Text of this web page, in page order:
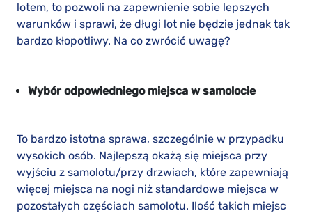
lotem, to pozwoli na zapewnienie sobie lepszych
warunków i sprawi, że długi lot nie będzie jednak tak
bardzo kłopotliwy. Na co zwrócić uwagę?
Wybór odpowiedniego miejsca w samolocie
To bardzo istotna sprawa, szczególnie w przypadku
wysokich osób. Najlepszą okażą się miejsca przy
wyjściu z samolotu/przy drzwiach, które zapewniają
więcej miejsca na nogi niż standardowe miejsca w
pozostałych częściach samolotu. Ilość takich miejsc